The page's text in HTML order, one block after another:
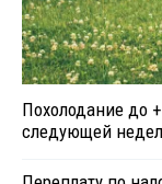
Похолодание до
следующей